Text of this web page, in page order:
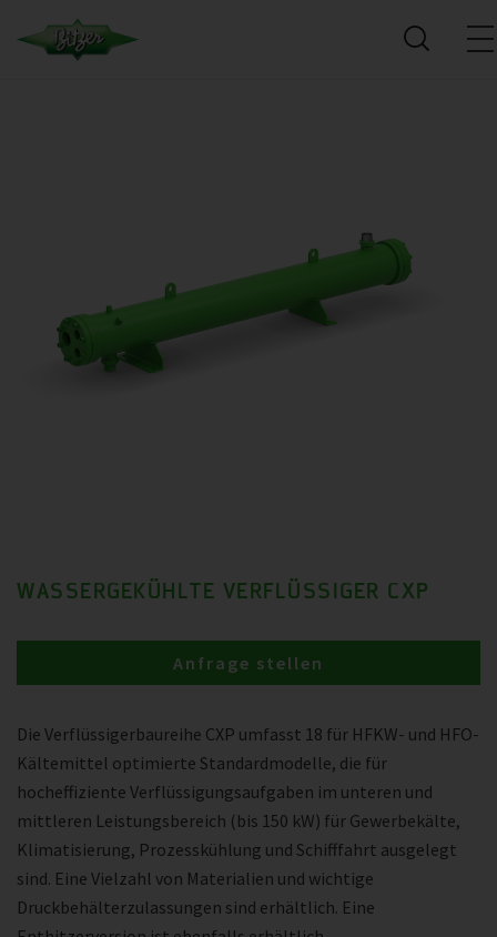
WASSERGEKÜHLTE VERFLÜSSIGER CXP
Die Verflüssigerbaureihe CXP umfasst 18 für HFKW- und HFO-
Kältemittel optimierte Standardmodelle, die für
hocheffiziente Verflüssigungsaufgaben im unteren und
mittleren Leistungsbereich (bis 150 kW) für Gewerbekälte,
Klimatisierung, Prozesskühlung und Schifffahrt ausgelegt
sind. Eine Vielzahl von Materialien und wichtige
Druckbehälterzulassungen sind erhältlich. Eine
Anfrage stellen